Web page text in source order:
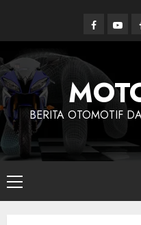
content
Facebook
BERITA OTOMOTIF
Primary
Menu